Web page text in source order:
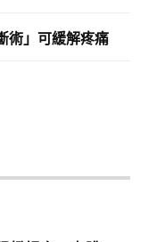
術」可緩解疼痛